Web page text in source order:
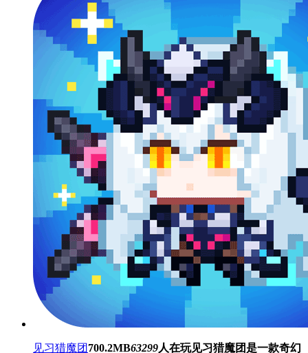
见习猎魔团 700.2MB63299人在玩见习猎魔团是一款奇幻